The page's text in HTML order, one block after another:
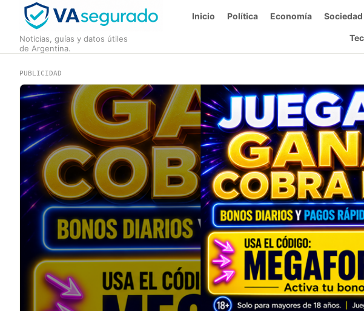
Noticias, guías y datos útiles
de Argentina.
Inicio Política Economía Sociedad
PUBLICIDAD